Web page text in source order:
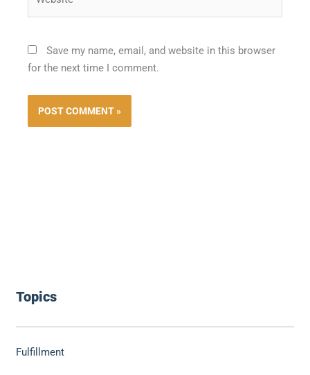
Topics
Fulfillment
Save my name, email, and website in this browser
for the next time I comment.